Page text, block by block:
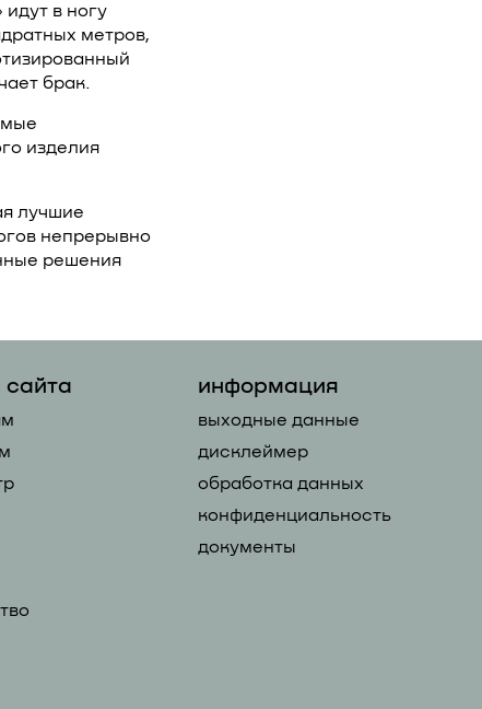
в ногу
метров,
брак.
изделия
лучшие
непрерывно
решения
сайта информация
выходные данные
дисклеймер
обработка данных
конфиденциальность
документы